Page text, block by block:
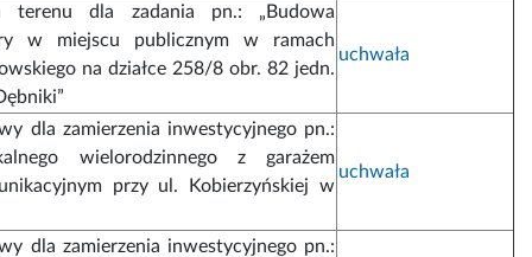
terenu dla zadania pn.: „Budowa
w miejscu publicznym w ramach
na działce 258/8 obr. 82 jedn.
uchwała
dla zamierzenia inwestycyjnego pn.:
wielorodzinnego z garażem
przy ul. Kobierzyńskiej w
uchwała
dla zamierzenia inwestycyjnego pn.: